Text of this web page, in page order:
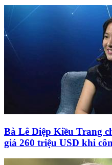
Bà Lê Diệp Kiều Trang
giá 260 triệu USD khi